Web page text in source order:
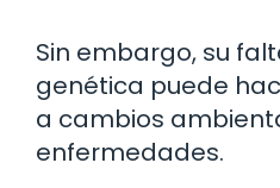
Sin embargo, su
genética puede
a cambios
enfermedades.